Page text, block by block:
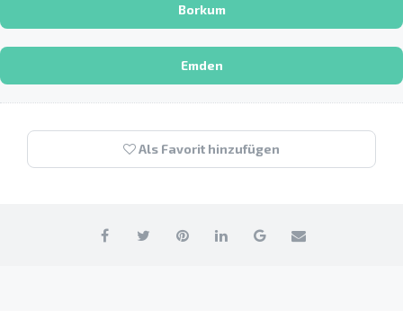
Borkum
Emden
Als Favorit hinzufügen